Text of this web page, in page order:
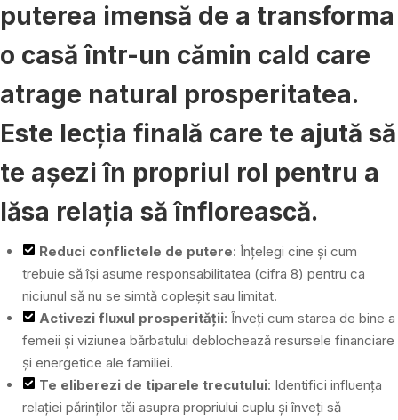
puterea imensă de a transforma
o casă într-un cămin cald care
atrage natural prosperitatea.
Este lecția finală care te ajută să
te așezi în propriul rol pentru a
lăsa relația să înflorească.
Reduci conflictele de putere: Înțelegi cine și cum
trebuie să își asume responsabilitatea (cifra 8) pentru ca
niciunul să nu se simtă copleșit sau limitat.
Activezi fluxul prosperității: Înveți cum starea de bine a
femeii și viziunea bărbatului deblochează resursele financiare
și energetice ale familiei.
Te eliberezi de tiparele trecutului: Identifici influența
relației părinților tăi asupra propriului cuplu și înveți să